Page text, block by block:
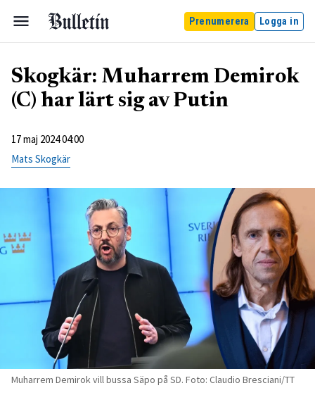
Prenumerera Logga in
Skogkär: Muharrem Demirok
(C) har lärt sig av Putin
17 maj 2024 04:00
Mats Skogkär
Muharrem Demirok vill bussa Säpo på SD. Foto: Claudio Bresciani/TT